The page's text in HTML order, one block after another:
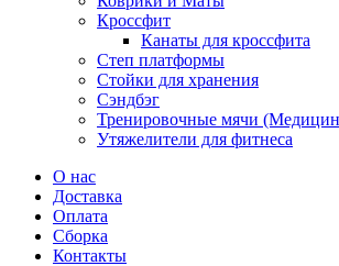
Кроссфит
Канаты для кроссфита
Степ платформы
Стойки для хранения
Сэндбэг
Тренировочные мячи
Утяжелители для фитнеса
О нас
Доставка
Оплата
Сборка
Контакты